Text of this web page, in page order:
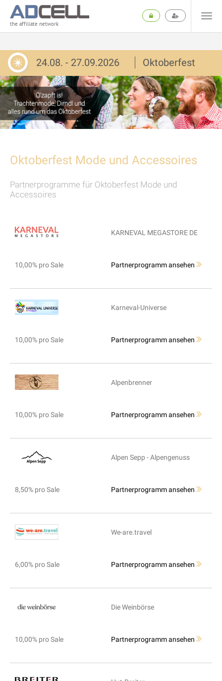
the affiliate network
24.08. - 27.09.2026 Oktoberfest
Oktoberfest Mode und Accessoires
Partnerprogramme für Oktoberfest Mode und
Accessoires
KARNEVAL MEGASTORE DE
10,00% pro Sale Partnerprogramm ansehen
Karneval-Universe
10,00% pro Sale Partnerprogramm ansehen
Alpenbrenner
10,00% pro Sale Partnerprogramm ansehen
Alpen Sepp - Alpengenuss
8,50% pro Sale Partnerprogramm ansehen
We-are.travel
6,00% pro Sale Partnerprogramm ansehen
Die Weinbörse
10,00% pro Sale Partnerprogramm ansehen